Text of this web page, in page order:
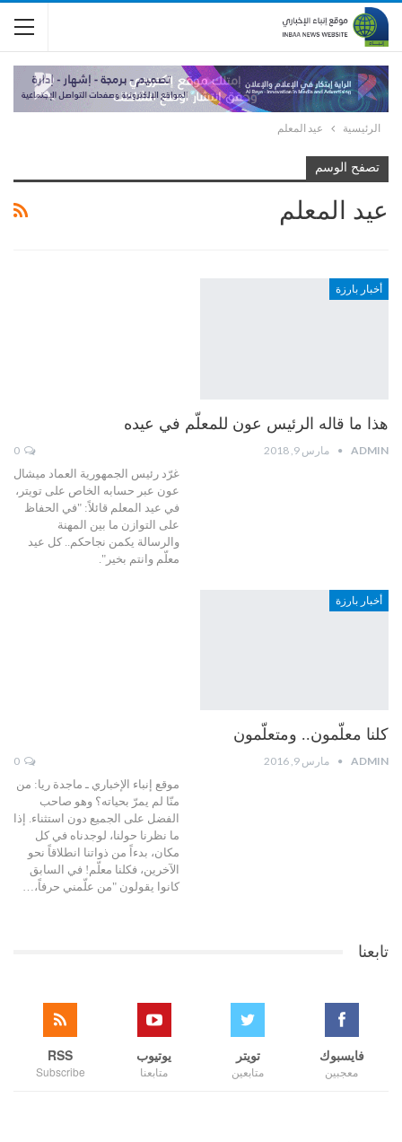
الرئيسية عيد المعلم
تصفح الوسم
عيد المعلم
أخبار بارزة
هذا ما قاله الرئيس عون للمعلّم في عيده
ADMIN مارس 9, 2018
غرّد رئيس الجمهورية العماد ميشال
عون عبر حسابه الخاص على تويتر،
في عيد المعلم قائلاً: "في الحفاظ
على التوازن ما بين المهنة
والرسالة يكمن نجاحكم.. كل عيد
معلّم وانتم بخير".
أخبار بارزة
كلنا معلّمون.. ومتعلّمون ‎
ADMIN مارس 9, 2016
موقع إنباء الإخباري ـ ماجدة ريا: من
منّا لم يمرّ بحياته؟ وهو صاحب
الفضل على الجميع دون استثناء. إذا
ما نظرنا حولنا، لوجدناه في كل
مكان، بدءاً من ذواتنا انطلاقاً نحو
الآخرين، فكلنا معلّم! في السابق
كانوا يقولون "من علّمني حرفاً،…
تابعنا
فايسبوك
معجبين
تويتر
متابعين
يوتيوب
متابعنا
RSS
Subscribe